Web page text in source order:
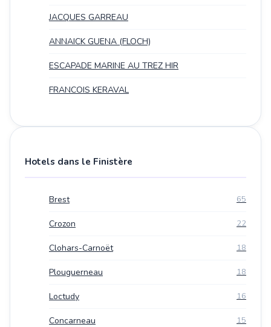
JACQUES GARREAU
ANNAICK GUENA (FLOCH)
ESCAPADE MARINE AU TREZ HIR
FRANCOIS KERAVAL
Hotels dans le Finistère
Brest 65
Crozon 22
Clohars-Carnoët 18
Plouguerneau 18
Loctudy 16
Concarneau 15